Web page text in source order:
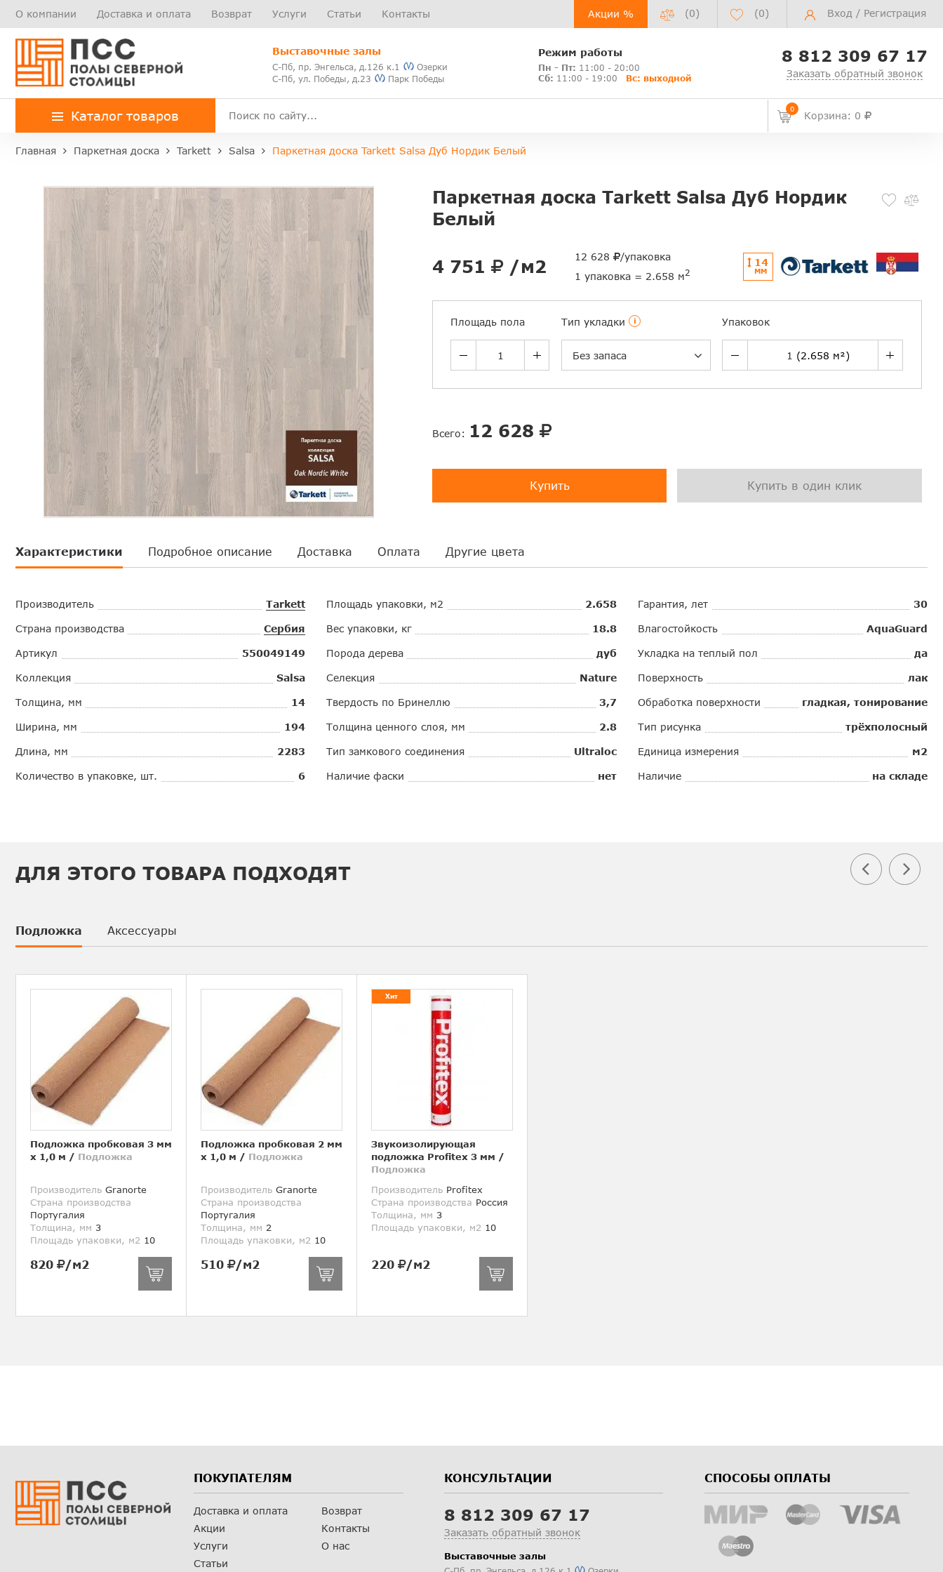
О компании Доставка и оплата Возврат Услуги Статьи Контакты Акции % (0) (0) Вход / Регистрация
Выставочные залы
С-Пб, пр. Энгельса, д.126 к.1
Озерки
С-Пб, ул. Победы, д.23
Парк Победы
Режим работы
Пн - Пт: 11:00 - 20:00
Сб: 11:00 - 19:00 Вс: выходной
8 812 309 67 17
Заказать обратный звонок
Каталог товаров 0
Корзина: 0
Главная Паркетная доска Tarkett Salsa Паркетная доска Tarkett Salsa Дуб Нордик Белый
Паркетная доска Tarkett Salsa Дуб Нордик
Белый
4 751 /м2 12 628
/упаковка
1 упаковка = 2.658 м2
14
ММ
Площадь пола Тип укладки i
Без запаса
Упаковок
Всего: 12 628
Купить Купить в один клик
Характеристики Подробное описание Доставка Оплата Другие цвета
Производитель Tarkett
Страна производства Сербия
Артикул 550049149
Коллекция Salsa
Толщина, мм 14
Ширина, мм 194
Длина, мм 2283
Количество в упаковке, шт. 6
Площадь упаковки, м2 2.658
Вес упаковки, кг 18.8
Порода дерева дуб
Селекция Nature
Твердость по Бринеллю 3,7
Толщина ценного слоя, мм 2.8
Тип замкового соединения Ultraloc
Наличие фаски нет
Гарантия, лет 30
Влагостойкость AquaGuard
Укладка на теплый пол да
Поверхность лак
Обработка поверхности гладкая, тонирование
Тип рисунка трёхполосный
Единица измерения м2
Наличие на складе
ДЛЯ ЭТОГО ТОВАРА ПОДХОДЯТ
Подложка Аксессуары
Подложка пробковая 3 мм
х 1,0 м / Подложка
Производитель Granorte
Страна производства
Португалия
Толщина, мм 3
Площадь упаковки, м2 10
820 /м2
Подложка пробковая 2 мм
х 1,0 м / Подложка
Производитель Granorte
Страна производства
Португалия
Толщина, мм 2
Площадь упаковки, м2 10
510 /м2
Хит
Звукоизолирующая
подложка Profitex 3 мм /
Подложка
Производитель Profitex
Страна производства Россия
Толщина, мм 3
Площадь упаковки, м2 10
220 /м2
ПОКУПАТЕЛЯМ
Доставка и оплата
Акции
Услуги
Статьи
Возврат
Контакты
О нас
КОНСУЛЬТАЦИИ
8 812 309 67 17
Заказать обратный звонок
Выставочные залы
СПОСОБЫ ОПЛАТЫ